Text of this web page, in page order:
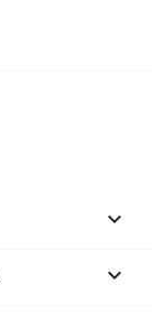

